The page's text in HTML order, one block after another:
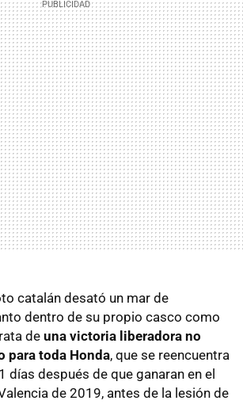
catalán desató un mar de
dentro de su propio casco como
de una victoria liberadora no
para toda Honda, que se reencuentra
días después de que ganaran en el
de 2019, antes de la lesión de